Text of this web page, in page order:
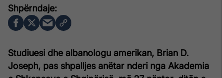
Studiuesi dhe albanologu amerikan, Brian D.
Joseph, pas shpalljes anëtar nderi nga Akademia